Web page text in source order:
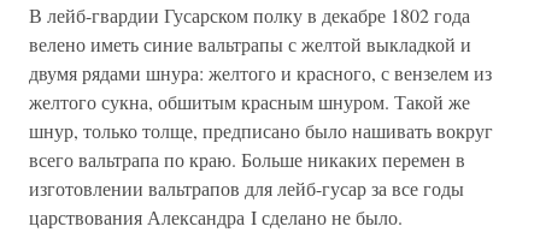
В лейб-гвардии Гусарском полку в декабре 1802 года
велено иметь синие вальтрапы с желтой выкладкой и
двумя рядами шнура: желтого и красного, с вензелем из
желтого сукна, обшитым красным шнуром. Такой же
шнур, только толще, предписано было нашивать вокруг
всего вальтрапа по краю. Больше никаких перемен в
изготовлении вальтрапов для лейб-гусар за все годы
царствования Александра I сделано не было.